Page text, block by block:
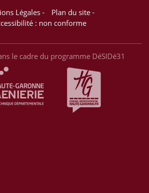
Légales- Plan du site-
: non conforme
le cadre du programme DéSIDé31